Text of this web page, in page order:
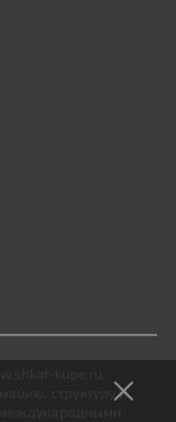
структуру и